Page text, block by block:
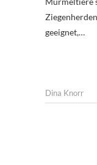
geeignet,…
Dina Knorr